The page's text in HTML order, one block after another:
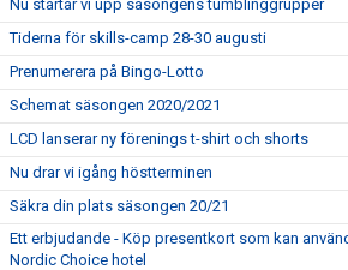
Nu startar vi upp säsongens tumblinggrupper
Tiderna för skills-camp 28-30 augusti
Prenumerera på Bingo-Lotto
Schemat säsongen 2020/2021
LCD lanserar ny förenings t-shirt och shorts
Nu drar vi igång höstterminen
Säkra din plats säsongen 20/21
Ett erbjudande - Köp presentkort som kan
Nordic Choice hotel